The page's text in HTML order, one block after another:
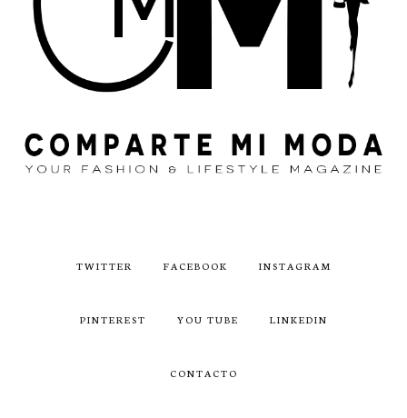
TWITTER FACEBOOK INSTAGRAM
PINTEREST YOU TUBE LINKEDIN
CONTACTO